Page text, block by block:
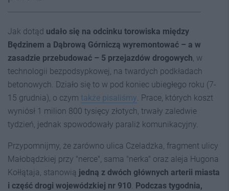
Jak dotąd udało się na odcinku torowiska między
Będzinem a Dąbrową Górniczą wyremontować – a w
zasadzie przebudować – 5 przejazdów drogowych, w
technologii bezpodsypkowej, na twardych podkładach
betonowych. Działo się to w pod koniec ubiegłego roku (7-
15 grudnia), o czym także pisaliśmy. Prace, których koszt
wyniósł 1 milion 800 tysięcy złotych, trwały zaledwie
tydzień, jednak spowodowały paraliż komunikacyjny.
Przypomnijmy, że zarówno ulica Czeladzka, fragment ulicy
Małobądzkiej przy "nerce", sama "nerka" oraz aleja Hugona
Kołłątaja, stanowią jedną z dwóch głównych arterii miasta
i część drogi wojewódzkiej nr 910. Podczas tygodnia,